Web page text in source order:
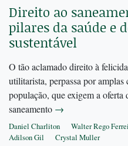
Direito ao
pilares da saúde e
sustentável
O tão aclamado direito à
utilitarista, perpassa por amplas
população, que exigem a oferta
saneamento →
Daniel Charliton
Walter Rego
Adilson Gil
Crystal Muller